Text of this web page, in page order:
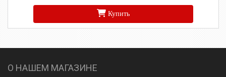
Купить
О НАШЕМ МАГАЗИНЕ